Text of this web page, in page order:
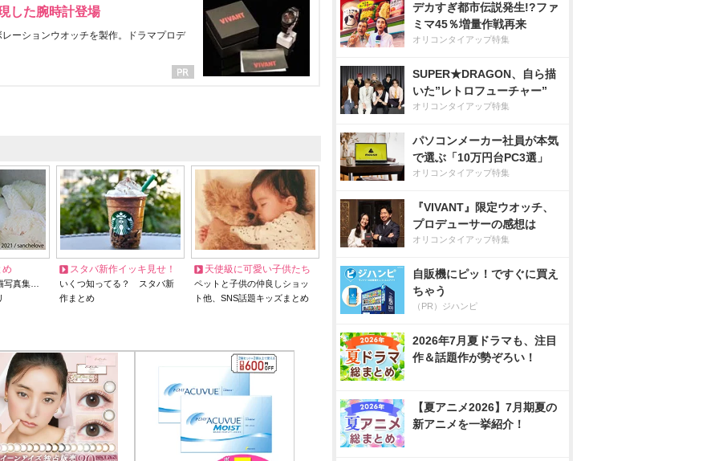
した腕時計登場
ーションウオッチを製作。ドラマプロデ
め
写真集…
スタバ新作イッキ見せ！
いくつ知ってる？ スタバ新
作まとめ
天使級に可愛い子供たち
ペットと子供の仲良しショッ
ト他、SNS話題キッズまとめ
デカすぎ都市伝説発生!?ファ
ミマ45％増量作戦再来
オリコンタイアップ特集
SUPER★DRAGON、自ら描
いた”レトロフューチャー”
オリコンタイアップ特集
パソコンメーカー社員が本気
で選ぶ「10万円台PC3選」
オリコンタイアップ特集
『VIVANT』限定ウオッチ、
プロデューサーの感想は
オリコンタイアップ特集
自販機にピッ！ですぐに買え
ちゃう
（PR）ジハンピ
2026年7月夏ドラマも、注目
作＆話題作が勢ぞろい！
【夏アニメ2026】7月期夏の
新アニメを一挙紹介！